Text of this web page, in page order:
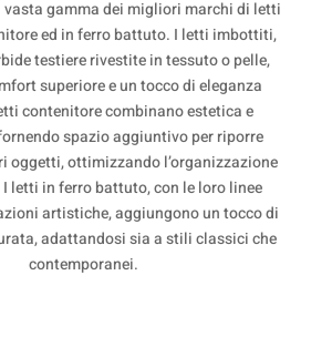
vasta gamma dei migliori marchi di letti
ed in ferro battuto. I letti imbottiti,
testiere rivestite in tessuto o pelle,
superiore e un tocco di eleganza
contenitore combinano estetica e
spazio aggiuntivo per riporre
oggetti, ottimizzando l’organizzazione
letti in ferro battuto, con le loro linee
artistiche, aggiungono un tocco di
adattandosi sia a stili classici che
contemporanei.